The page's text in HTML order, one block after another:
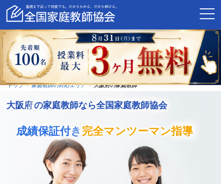
トップ 家庭教師の対応エリア 大阪府の家庭教師
大阪府の家庭教師なら全国家庭教師協会
成績保証付き 完全マンツーマン指導